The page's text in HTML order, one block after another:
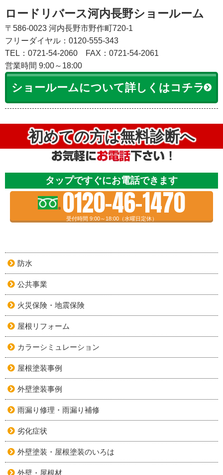
ロードリバース河内長野ショールーム
〒586-0023 河内長野市野作町720-1
フリーダイヤル：0120-555-343
TEL：0721-54-2060
FAX：0721-54-2061
営業時間 9:00～18:00
ショールームについて詳しくはコチラ
初めての方は無料診断へ
タップですぐにお電話できます
0120-46-1470
受付時間 9:00～18:00（水曜日定休）
防水
公共事業
火災保険・地震保険
屋根リフォーム
カラーシミュレーション
屋根塗装事例
外壁塗装事例
雨漏り修理・雨漏り補修
劣化症状
外壁塗装・屋根塗装のいろは
外壁・屋根材